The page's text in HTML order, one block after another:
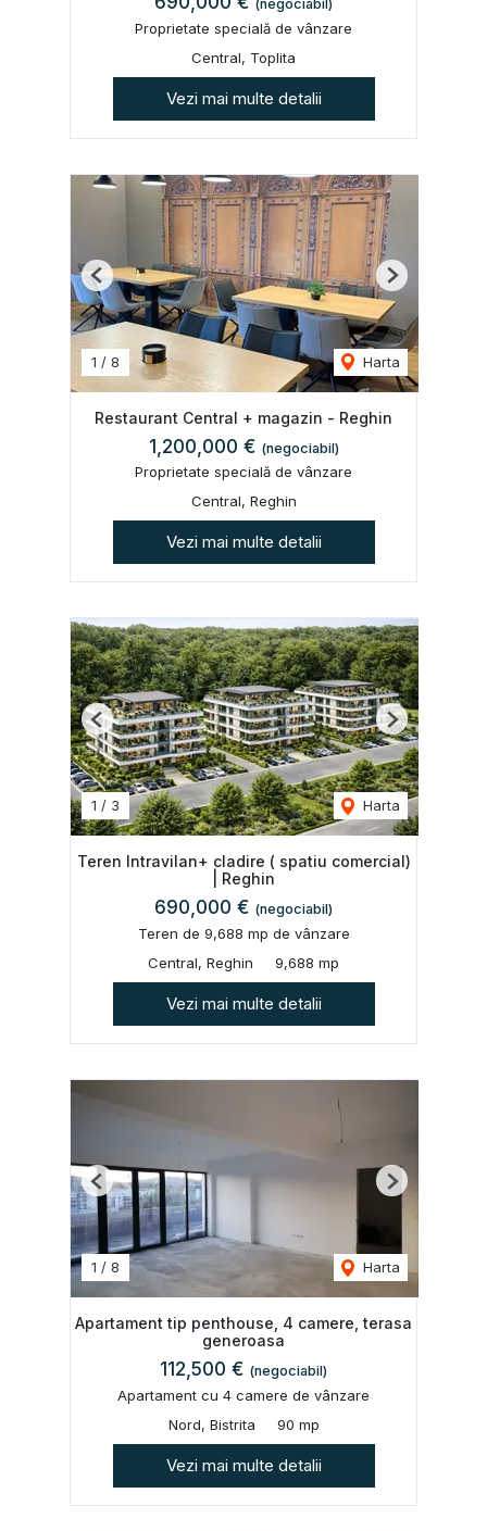
(negociabil)
Proprietate specială de vânzare
Central, Toplita
Vezi mai multe detalii
1 / 8 Harta
Previous Next
Restaurant Central + magazin - Reghin
1,200,000 € (negociabil)
Proprietate specială de vânzare
Central, Reghin
Vezi mai multe detalii
1 / 3 Harta
Previous Next
Teren Intravilan+ cladire ( spatiu comercial)
| Reghin
690,000 € (negociabil)
Teren de 9,688 mp de vânzare
Central, Reghin
9,688 mp
Vezi mai multe detalii
1 / 8 Harta
Previous Next
Apartament tip penthouse, 4 camere, terasa
generoasa
112,500 € (negociabil)
Apartament cu 4 camere de vânzare
Nord, Bistrita
90 mp
Vezi mai multe detalii